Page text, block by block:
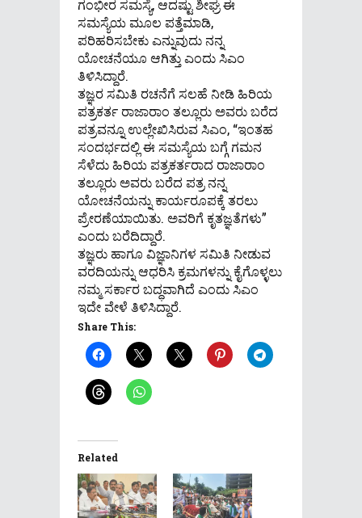
ಗಂಭೀರ ಸಮಸ್ಯೆ, ಆದಷ್ಟು ಶೀಘ್ರ ಈ
ಸಮಸ್ಯೆಯ ಮೂಲ ಪತ್ತೆಮಾಡಿ,
ಪರಿಹರಿಸಬೇಕು ಎನ್ನುವುದು ನನ್ನ
ಯೋಚನೆಯೂ ಆಗಿತ್ತು ಎಂದು ಸಿಎಂ
ತಿಳಿಸಿದ್ದಾರೆ.
ತಜ್ಞರ ಸಮಿತಿ ರಚನೆಗೆ ಸಲಹೆ ನೀಡಿ ಹಿರಿಯ
ಪತ್ರಕರ್ತ ರಾಜಾರಾಂ ತಲ್ಲೂರು ಅವರು ಬರೆದ
ಪತ್ರವನ್ನೂ ಉಲ್ಲೇಖಿಸಿರುವ ಸಿಎಂ, “ಇಂತಹ
ಸಂದರ್ಭದಲ್ಲಿ ಈ ಸಮಸ್ಯೆಯ ಬಗ್ಗೆ ಗಮನ
ಸೆಳೆದು ಹಿರಿಯ ಪತ್ರಕರ್ತರಾದ ರಾಜಾರಾಂ
ತಲ್ಲೂರು ಅವರು ಬರೆದ ಪತ್ರ ನನ್ನ
ಯೋಚನೆಯನ್ನು ಕಾರ್ಯರೂಪಕ್ಕೆ ತರಲು
ಪ್ರೇರಣೆಯಾಯಿತು. ಅವರಿಗೆ ಕೃತಜ್ಞತೆಗಳು”
ಎಂದು ಬರೆದಿದ್ದಾರೆ.
ತಜ್ಞರು ಹಾಗೂ ವಿಜ್ಞಾನಿಗಳ ಸಮಿತಿ ನೀಡುವ
ವರದಿಯನ್ನು ಆಧರಿಸಿ ಕ್ರಮಗಳನ್ನು ಕೈಗೊಳ್ಳಲು
ನಮ್ಮ ಸರ್ಕಾರ ಬದ್ಧವಾಗಿದೆ ಎಂದು ಸಿಎಂ
ಇದೇ ವೇಳೆ ತಿಳಿಸಿದ್ದಾರೆ.
Share This:
Related